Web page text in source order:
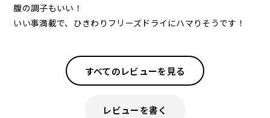
腹の調子もいい！
いい事満載で、ひきわりフリーズドライにハマりそうです！
すべてのレビューを見る
レビューを書く